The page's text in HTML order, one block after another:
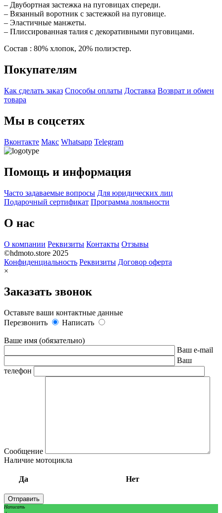
– Двубортная застежка на пуговицах спереди.
– Вязанный воротник с застежкой на пуговице.
– Эластичные манжеты.
– Плиссированная талия с декоративными пуговицами.
Состав : 80% хлопок, 20% полиэстер.
Покупателям
Как сделать заказ Способы оплаты Доставка Возврат и обмен
товара
Мы в соцсетях
Вконтакте Макс Whatsapp Telegram
Помощь и информация
Часто задаваемые вопросы Для юридических лиц
Подарочный сертификат Программа лояльности
О нас
О компании Реквизиты Контакты Отзывы
©hdmoto.store 2025
Конфиденциальность Реквизиты Договор оферта
×
Заказать звонок
Оставьте ваши контактные данные
Перезвонить
Написать
Ваше имя (обязательно)
Ваш e-mail
Ваш
телефон
Сообщение
Наличие мотоцикла
Да Нет
Написать